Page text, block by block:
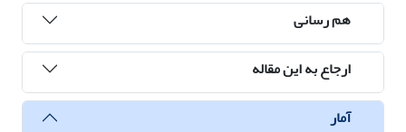
هم رسانی
ارجاع به این مقاله
آمار